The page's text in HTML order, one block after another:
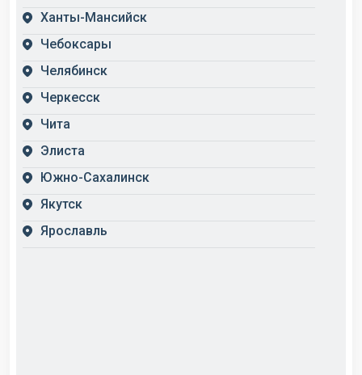
Ханты-Мансийск
Чебоксары
Челябинск
Черкесск
Чита
Элиста
Южно-Сахалинск
Якутск
Ярославль